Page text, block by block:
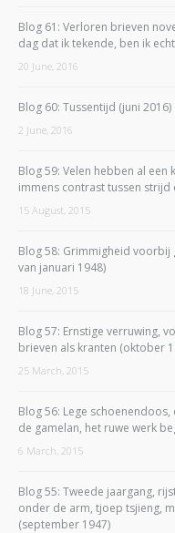
Blog 61: Verloren brieven
dag dat ik tekende, ben ik
20 June, 2016
Blog 60: Tussentijd (juni 2016)
2 June, 2016
Blog 59: Velen hebben al een
immens contrast tussen strijd
15 August, 2015
Blog 58: Grimmigheid voorbij
van januari 1948)
18 June, 2015
Blog 57: Ernstige verruwing,
brieven als kranten (oktober
25 March, 2015
Blog 56: Lege
de gamelan, het ruwe werk
6 March, 2015
Blog 55: Tweede jaargang,
onder de arm, tjoep tsjieng,
(september 1947)